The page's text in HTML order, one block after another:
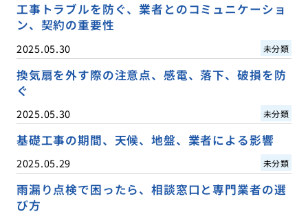
工事トラブルを防ぐ、業者とのコミュニケーショ
ン、契約の重要性
2025.05.30 未分類
換気扇を外す際の注意点、感電、落下、破損を防
ぐ
2025.05.30 未分類
基礎工事の期間、天候、地盤、業者による影響
2025.05.29 未分類
雨漏り点検で困ったら、相談窓口と専門業者の選
び方